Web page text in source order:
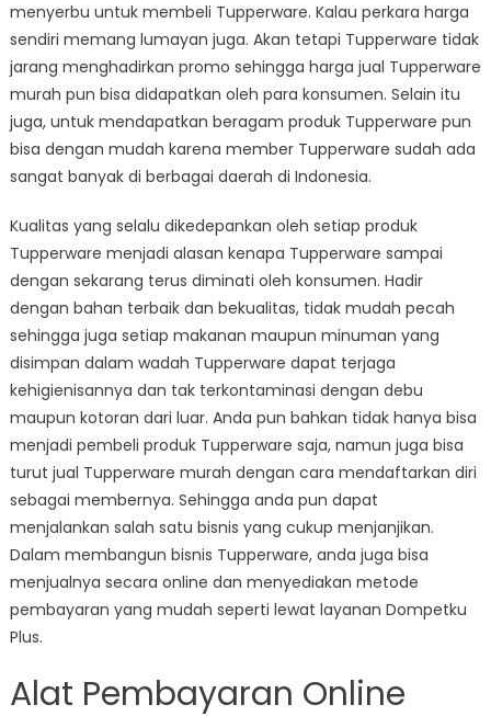
menyerbu untuk membeli Tupperware. Kalau perkara harga
sendiri memang lumayan juga. Akan tetapi Tupperware tidak
jarang menghadirkan promo sehingga harga jual Tupperware
murah pun bisa didapatkan oleh para konsumen. Selain itu
juga, untuk mendapatkan beragam produk Tupperware pun
bisa dengan mudah karena member Tupperware sudah ada
sangat banyak di berbagai daerah di Indonesia.
Kualitas yang selalu dikedepankan oleh setiap produk
Tupperware menjadi alasan kenapa Tupperware sampai
dengan sekarang terus diminati oleh konsumen. Hadir
dengan bahan terbaik dan bekualitas, tidak mudah pecah
sehingga juga setiap makanan maupun minuman yang
disimpan dalam wadah Tupperware dapat terjaga
kehigienisannya dan tak terkontaminasi dengan debu
maupun kotoran dari luar. Anda pun bahkan tidak hanya bisa
menjadi pembeli produk Tupperware saja, namun juga bisa
turut jual Tupperware murah dengan cara mendaftarkan diri
sebagai membernya. Sehingga anda pun dapat
menjalankan salah satu bisnis yang cukup menjanjikan.
Dalam membangun bisnis Tupperware, anda juga bisa
menjualnya secara online dan menyediakan metode
pembayaran yang mudah seperti lewat layanan Dompetku
Plus.
Alat Pembayaran Online